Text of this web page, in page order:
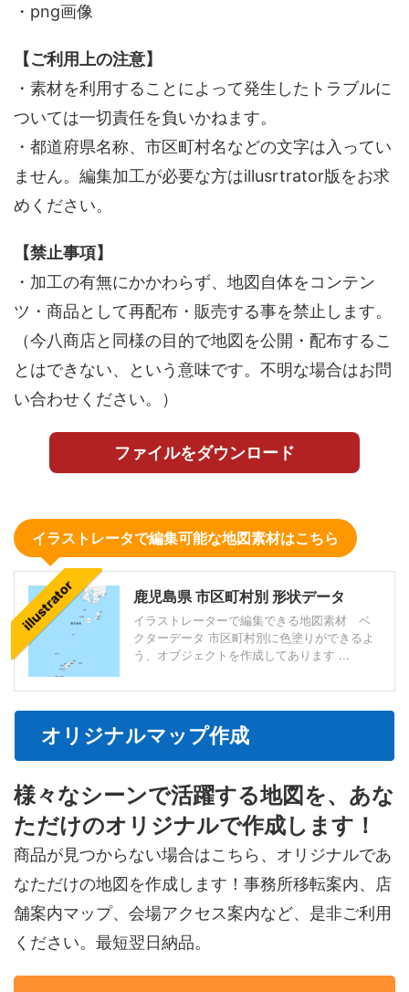
・png画像
【ご利用上の注意】
・素材を利用することによって発生したトラブルに
ついては一切責任を負いかねます。
・都道府県名称、市区町村名などの文字は入ってい
ません。編集加工が必要な方はillusrtrator版をお求
めください。
【禁止事項】
・加工の有無にかかわらず、地図自体をコンテン
ツ・商品として再配布・販売する事を禁止します。
（今八商店と同様の目的で地図を公開・配布するこ
とはできない、という意味です。不明な場合はお問
い合わせください。）
ファイルをダウンロード
イラストレータで編集可能な地図素材はこちら
illustrator 鹿児島県 市区町村別 形状データ
イラストレーターで編集できる地図素材 ベ
クターデータ 市区町村別に色塗りができるよ
う、オブジェクトを作成してあります ...
オリジナルマップ作成
様々なシーンで活躍する地図を、あな
ただけのオリジナルで作成します！
商品が見つからない場合はこちら、オリジナルであ
なただけの地図を作成します！事務所移転案内、店
舗案内マップ、会場アクセス案内など、是非ご利用
ください。最短翌日納品。